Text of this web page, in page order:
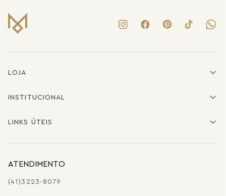
LOJA
INSTITUCIONAL
LINKS ÚTEIS
ATENDIMENTO
(41)3223-8079